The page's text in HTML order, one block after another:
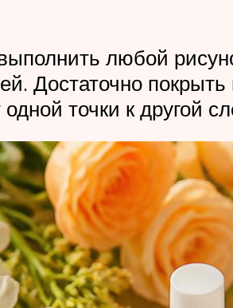
любой
Достаточно
точки к другой